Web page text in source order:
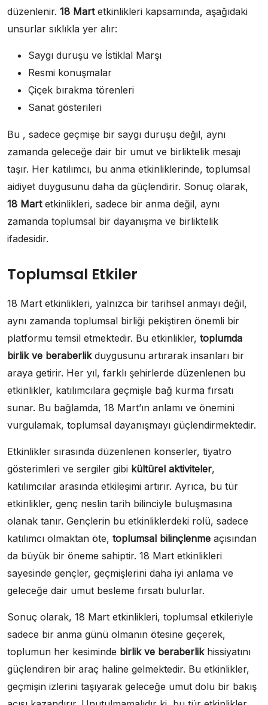
düzenlenir. 18 Martetkinlikleri kapsamında, aşağıdaki
unsurlar sıklıkla yer alır:
Saygı duruşu ve İstiklal Marşı
Resmi konuşmalar
Çiçek bırakma törenleri
Sanat gösterileri
Bu , sadece geçmişe bir saygı duruşu değil, aynı
zamanda geleceğe dair bir umut ve birliktelik mesajı
taşır. Her katılımcı, bu anma etkinliklerinde, toplumsal
aidiyet duygusunu daha da güçlendirir. Sonuç olarak,
18 Martetkinlikleri, sadece bir anma değil, aynı
zamanda toplumsal bir dayanışma ve birliktelik
ifadesidir.
Toplumsal Etkiler
18 Mart etkinlikleri, yalnızca bir tarihsel anmayı değil,
aynı zamanda toplumsal birliği pekiştiren önemli bir
platformu temsil etmektedir. Bu etkinlikler, toplumda
birlik ve beraberlikduygusunu artırarak insanları bir
araya getirir. Her yıl, farklı şehirlerde düzenlenen bu
etkinlikler, katılımcılara geçmişle bağ kurma fırsatı
sunar. Bu bağlamda, 18 Mart’ın anlamı ve önemini
vurgulamak, toplumsal dayanışmayı güçlendirmektedir.
Etkinlikler sırasında düzenlenen konserler, tiyatro
gösterimleri ve sergiler gibi kültürel aktiviteler,
katılımcılar arasında etkileşimi artırır. Ayrıca, bu tür
etkinlikler, genç neslin tarih bilinciyle buluşmasına
olanak tanır. Gençlerin bu etkinliklerdeki rolü, sadece
katılımcı olmaktan öte, toplumsal bilinçlenme açısından
da büyük bir öneme sahiptir. 18 Mart etkinlikleri
sayesinde gençler, geçmişlerini daha iyi anlama ve
geleceğe dair umut besleme fırsatı bulurlar.
Sonuç olarak, 18 Mart etkinlikleri, toplumsal etkileriyle
sadece bir anma günü olmanın ötesine geçerek,
toplumun her kesiminde birlik ve beraberlikhissiyatını
güçlendiren bir araç haline gelmektedir. Bu etkinlikler,
geçmişin izlerini taşıyarak geleceğe umut dolu bir bakış